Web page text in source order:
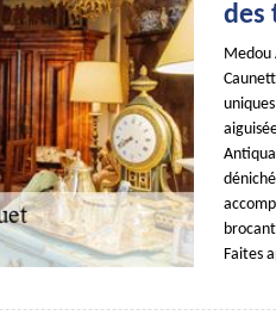
des
Medou
Faites